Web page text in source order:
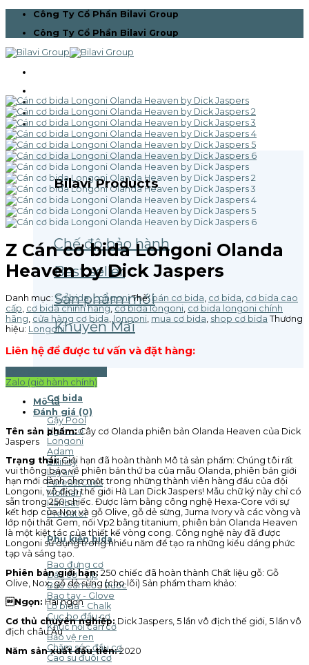
Skip
content
Công Ty Cổ Phần Bilavi Group
Công Ty Cổ Phần Bilavi Group
Giới thiệu
Bilavi Pro Team
Sản phẩm
Bilavi Products
Chế độ bảo hành
Best seller
Sản phẩm mới
Khuyến Mãi
Cơ bida
Gậy Pool
Ngọn cơ
Longoni
Adam
Billinity
Layani
FareastCues
Molinari
Hanbat
Predator
Phụ kiện bida
Bao đựng cơ
Đầu cơ - Tip
Bao cán cơ - Ruốc
Bao tay - Glove
Lơ bida - Chalk
Cục bo đầu cơ
Khúc nối cán cơ
Bảo vệ ren
Chăm sóc đầu cơ
Cao su đuôi cơ
Z Cán cơ bida Longoni Olanda
Heaven by Dick Jaspers
Danh mục:Cơ bida, Longoni Thẻ: bán cơ bida cơ bida cơ bida cao
cấp cơ bida chính hãng,cơ bida longoni cơ bida longoni chính
hãng cửa hàng cơ bida longoni mua cơ bida shop cơ bida Thương
hiệu: Longoni
Liên hệ để được tư vấn và đặt hàng:
Zalo (giờ hành chính)
Mô tả
Đánh giá (0)
Tên sản phẩm:Cây cơ Olanda phiên bản Olanda Heaven của Dick
Jaspers
Trạng thái:Giới hạn đã hoàn thành Mô tả sản phẩm: Chúng tôi rất
vui thông báo về phiên bản thứ ba của mẫu Olanda, phiên bản giới
hạn mới dành cho một trong những thành viên hàng đầu của đội
Longoni, vô địch thế giới Hà Lan Dick Jaspers! Mẫu chữ ký này chỉ có
sẵn trong 250 chiếc. Được làm bằng công nghệ Hexa-Core với sự
kết hợp của Nox và gỗ Olive, gỗ dẻ sừng, Juma Ivory và các vòng và
lớp nội thất Gem, nối Vp2 bằng titanium, phiên bản Olanda Heaven
là một kiệt tác của thiết kế vòng cong. Công nghệ này đã được
Longoni sử dụng trong nhiều năm để tạo ra những kiểu dáng phức
tạp và sáng tạo.
Phiên bản giới hạn: 250 chiếc đã hoàn thành Chất liệu gỗ: Gỗ
Olive, Nox, gỗ dẻ sừng (cho lõi) Sản phẩm tham khảo:
Ngọn: Hai ngọn
Cơ thủ chuyên nghiệp:Dick Jaspers, 5 lần vô địch thế giới, 5 lần vô
địch châu Âu
Năm sản xuất đầu tiên:2020